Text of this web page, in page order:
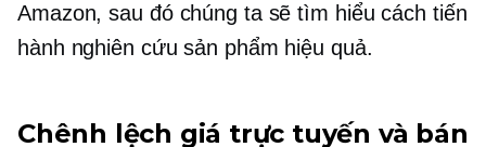
Amazon, sau đó chúng ta sẽ tìm hiểu cách tiến
hành nghiên cứu sản phẩm hiệu quả.
Chênh lệch giá trực tuyến và bán